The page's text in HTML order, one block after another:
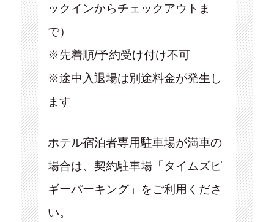
ックインからチェックアウトま
で）
※先着順/予約受け付け不可
※途中入退場は別途料金が発生し
ます
ホテル宿泊者専用駐車場が満車の
場合は、契約駐車場「タイムズピ
ギーパーキング」をご利用くださ
い。